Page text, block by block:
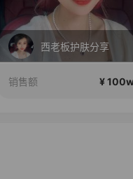
西老板护肤分享
销售额 ¥